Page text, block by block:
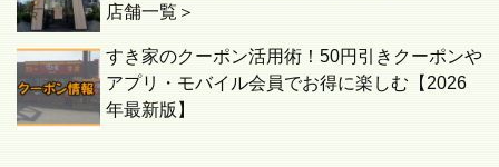
店舗一覧＞
すき家のクーポン活用術！50円引きクーポンや
アプリ・モバイル会員でお得に楽しむ【2026
年最新版】